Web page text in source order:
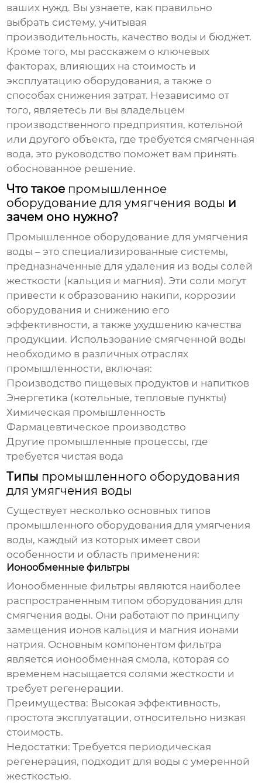
ваших нужд. Вы узнаете, как правильно
выбрать систему, учитывая
производительность, качество воды и бюджет.
Кроме того, мы расскажем о ключевых
факторах, влияющих на стоимость и
эксплуатацию оборудования, а также о
способах снижения затрат. Независимо от
того, являетесь ли вы владельцем
производственного предприятия, котельной
или другого объекта, где требуется смягченная
вода, это руководство поможет вам принять
обоснованное решение.
Что такое промышленное
оборудование для умягчения воды и
зачем оно нужно?
Промышленное оборудование для умягчения
воды – это специализированные системы,
предназначенные для удаления из воды солей
жесткости (кальция и магния). Эти соли могут
привести к образованию накипи, коррозии
оборудования и снижению его
эффективности, а также ухудшению качества
продукции. Использование смягченной воды
необходимо в различных отраслях
промышленности, включая:
Производство пищевых продуктов и напитков
Энергетика (котельные, тепловые пункты)
Химическая промышленность
Фармацевтическое производство
Другие промышленные процессы, где
требуется чистая вода
Типы промышленного оборудования
для умягчения воды
Существует несколько основных типов
промышленного оборудования для умягчения
воды, каждый из которых имеет свои
особенности и область применения:
Ионообменные фильтры
Ионообменные фильтры являются наиболее
распространенным типом оборудования для
смягчения воды. Они работают по принципу
замещения ионов кальция и магния ионами
натрия. Основным компонентом фильтра
является ионообменная смола, которая со
временем насыщается солями жесткости и
требует регенерации.
Преимущества: Высокая эффективность,
простота эксплуатации, относительно низкая
стоимость.
Недостатки: Требуется периодическая
регенерация, подходит для воды с умеренной
жесткостью.